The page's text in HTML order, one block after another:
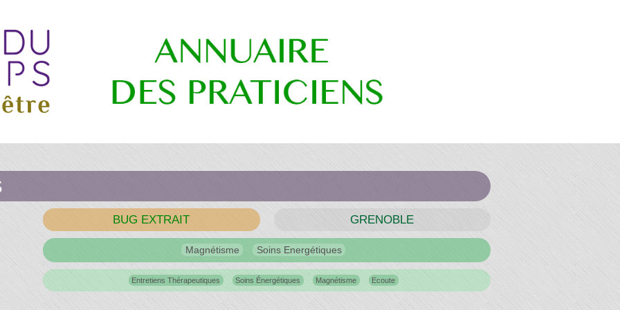
BUG EXTRAIT GRENOBLE
Magnétisme Soins Energétiques
Entretiens Thérapeutiques Soins Énergétiques Magnétisme Ecoute